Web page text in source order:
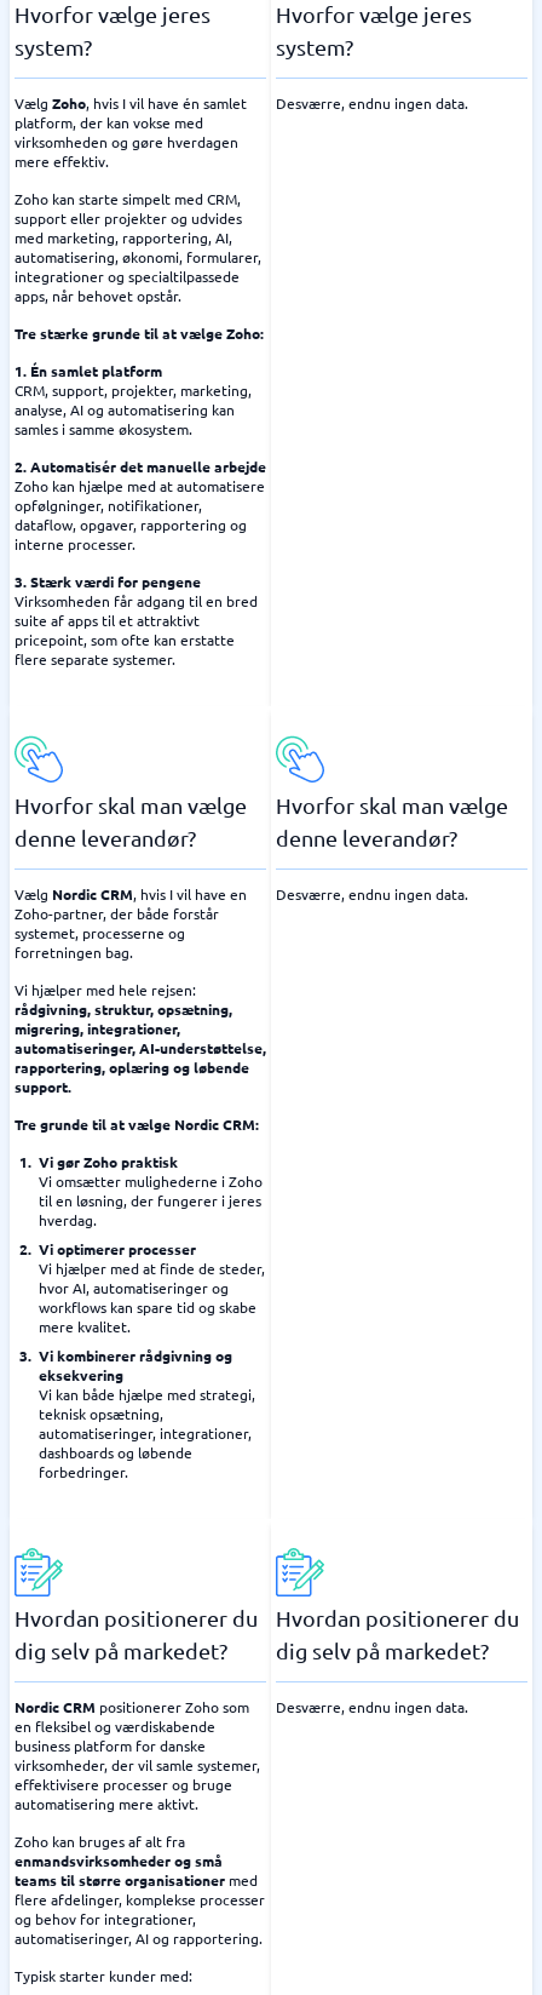
Hvorfor vælge jeres
system?
Vælg Zoho, hvis I vil have én samlet
platform, der kan vokse med
virksomheden og gøre hverdagen
mere effektiv.
Zoho kan starte simpelt med CRM,
support eller projekter og udvides
med marketing, rapportering, AI,
automatisering, økonomi, formularer,
integrationer og specialtilpassede
apps, når behovet opstår.
Tre stærke grunde til at vælge Zoho:
1. Én samlet platform
CRM, support, projekter, marketing,
analyse, AI og automatisering kan
samles i samme økosystem.
2. Automatisér det manuelle arbejde
Zoho kan hjælpe med at automatisere
opfølgninger, notifikationer,
dataflow, opgaver, rapportering og
interne processer.
3. Stærk værdi for pengene
Virksomheden får adgang til en bred
suite af apps til et attraktivt
pricepoint, som ofte kan erstatte
flere separate systemer.
Hvorfor vælge jeres
system?
Desværre, endnu ingen data.
Hvorfor skal man vælge
denne leverandør?
Vælg Nordic CRM, hvis I vil have en
Zoho-partner, der både forstår
systemet, processerne og
forretningen bag.
Vi hjælper med hele rejsen:
rådgivning, struktur, opsætning,
migrering, integrationer,
automatiseringer, AI-understøttelse,
rapportering, oplæring og løbende
support.
Tre grunde til at vælge Nordic CRM:
Vi gør Zoho praktisk
Vi omsætter mulighederne i Zoho
til en løsning, der fungerer i jeres
hverdag.
Vi optimerer processer
Vi hjælper med at finde de steder,
hvor AI, automatiseringer og
workflows kan spare tid og skabe
mere kvalitet.
Vi kombinerer rådgivning og
eksekvering
Vi kan både hjælpe med strategi,
teknisk opsætning,
automatiseringer, integrationer,
dashboards og løbende
forbedringer.
Hvorfor skal man vælge
denne leverandør?
Desværre, endnu ingen data.
Hvordan positionerer du
dig selv på markedet?
Nordic CRM positionerer Zoho som
en fleksibel og værdiskabende
business platform for danske
virksomheder, der vil samle systemer,
effektivisere processer og bruge
automatisering mere aktivt.
Zoho kan bruges af alt fra
enmandsvirksomheder og små
teams til større organisationer med
flere afdelinger, komplekse processer
og behov for integrationer,
automatiseringer, AI og rapportering.
Typisk starter kunder med:
Hvordan positionerer du
dig selv på markedet?
Desværre, endnu ingen data.